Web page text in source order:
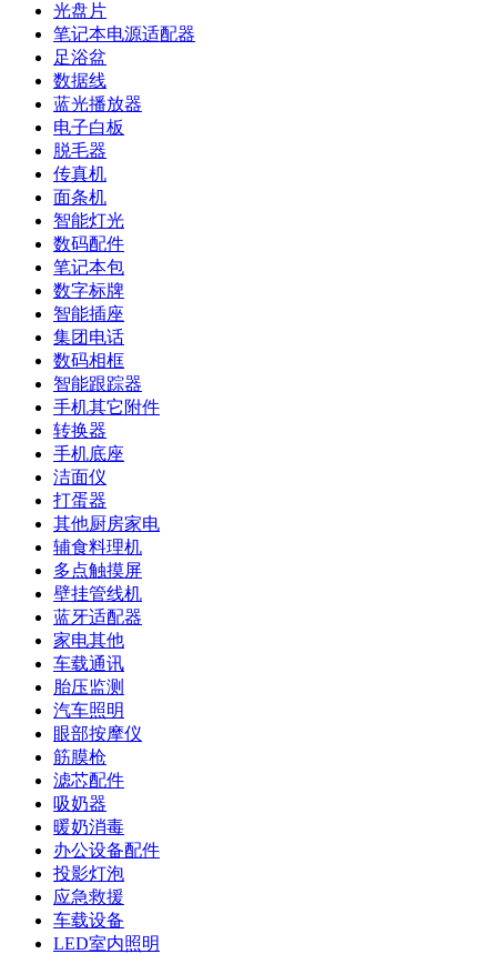
光盘片
笔记本电源适配器
足浴盆
数据线
蓝光播放器
电子白板
脱毛器
传真机
面条机
智能灯光
数码配件
笔记本包
数字标牌
智能插座
集团电话
数码相框
智能跟踪器
手机其它附件
转换器
手机底座
洁面仪
打蛋器
其他厨房家电
辅食料理机
多点触摸屏
壁挂管线机
蓝牙适配器
家电其他
车载通讯
胎压监测
汽车照明
眼部按摩仪
筋膜枪
滤芯配件
吸奶器
暖奶消毒
办公设备配件
投影灯泡
应急救援
车载设备
LED室内照明